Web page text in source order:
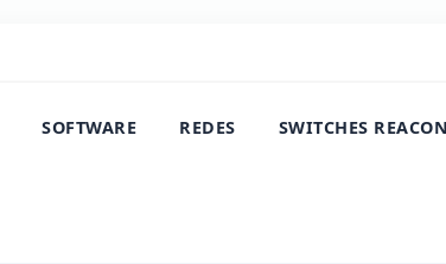
SOFTWARE REDES
SWITCHES